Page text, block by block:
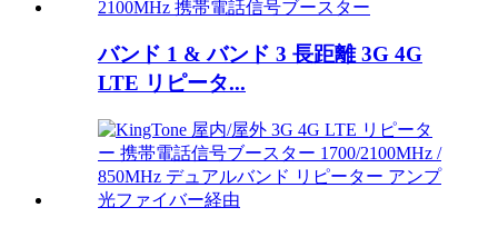
バンド 1 & バンド 3 長距離 3G 4G
LTE リピータ...